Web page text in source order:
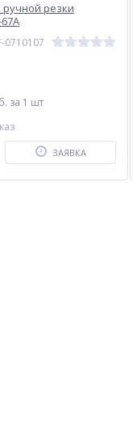
ручной резки
0710107
за 1 шт
ЗАЯВКА